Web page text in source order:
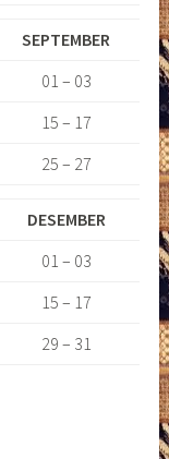
SEPTEMBER
01 – 03
15 – 17
25 – 27
DESEMBER
01 – 03
15 – 17
29 – 31